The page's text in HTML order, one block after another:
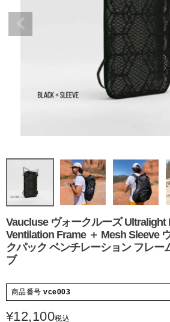
Vaucluse ヴォークルーズ Ultralight
Ventilation Frame ＋ Mesh Sleeve
クパック ベンチレーション フレー
ブ
商品番号 vce003
¥12,100税込